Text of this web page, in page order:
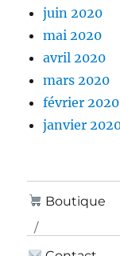
juin 2020
mai 2020
avril 2020
mars 2020
février 2020
janvier
Boutique